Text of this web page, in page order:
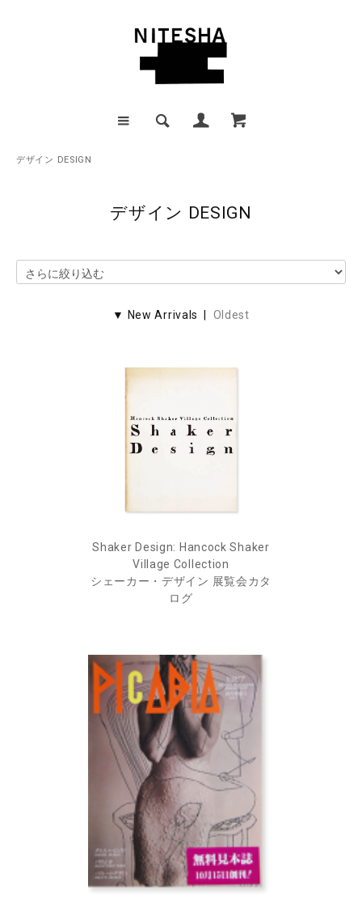
デザイン DESIGN
デザイン DESIGN
▼ New Arrivals | Oldest
Shaker Design: Hancock Shaker
Village Collection
シェーカー・デザイン 展覧会カタ
ログ